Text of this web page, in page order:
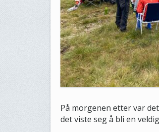
På morgenen etter var
det viste seg å bli en